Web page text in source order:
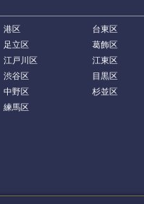
港区
台東区
足立区
葛飾区
江戸川区
江東区
渋谷区
目黒区
中野区
杉並区
練馬区